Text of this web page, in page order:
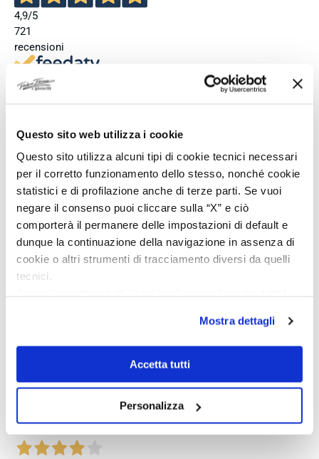
Questo sito web utilizza i cookie
Questo sito utilizza alcuni tipi di cookie tecnici necessari
per il corretto funzionamento dello stesso, nonché cookie
statistici e di profilazione anche di terze parti. Se vuoi
negare il consenso puoi cliccare sulla “X” e ciò
comporterà il permanere delle impostazioni di default e
dunque la continuazione della navigazione in assenza di
cookie o altri strumenti di tracciamento diversi da quelli
tecnici.
Se vuoi saperne di più consulta laprivacy policye la
Mostra dettagli
Accetta tutti
Personalizza
4,9/5
721
recensioni
Le nostre recensioni a 4 e 5 stelle.
2 Giorni Fa
Ho acquistato l'orologio Longines Conquest e l'esperienza è
stata eccellente. Anche il servizio è stato impeccabile:
spedizione puntuale, confezione elegante e massima
attenzione al cliente. Consiglio vivamente questo venditore a
chi cerca professionalità, affidabilità e prodotti di altissimo
livello. Sono pienamente soddisfatta del mio acquisto e non
esiterei a comprare di nuovo.
Service, tolle Preise! Ich kann Fabio Ferro ohne Bedenken
weiterempfehlen. Einfach TOPP!!